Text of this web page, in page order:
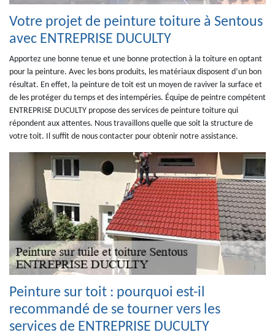
Votre projet de peinture toiture à Sentous
avec ENTREPRISE DUCULTY
Apportez une bonne tenue et une bonne protection à la toiture en optant
pour la peinture. Avec les bons produits, les matériaux disposent d’un bon
résultat. En effet, la peinture de toit est un moyen de raviver la surface et
de les protéger du temps et des intempéries. Équipe de peintre compétent
ENTREPRISE DUCULTY propose des services de peinture toiture qui
répondent aux attentes. Nous travaillons quelle que soit la structure de
votre toit. Il suffit de nous contacter pour obtenir notre assistance.
Peinture sur toit : pourquoi est-il
recommandé de se tourner vers les
services de ENTREPRISE DUCULTY